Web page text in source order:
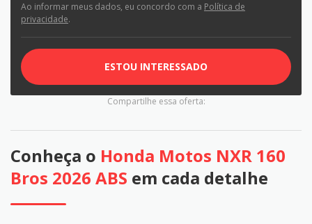
Ao informar meus dados, eu concordo com a Política de
privacidade.
ESTOU INTERESSADO
Compartilhe essa oferta:
Conheça o Honda Motos NXR 160
Bros 2026 ABS em cada detalhe